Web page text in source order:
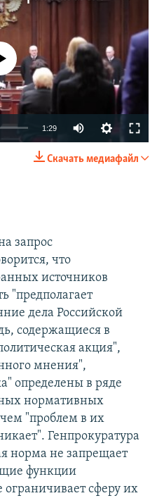
currently available
1:29
Скачать медиафайл
запрос
что
источников
"предполагает
дела Российской
содержащиеся в
акция",
мнения",
определены в ряде
нормативных
"проблем в их
Генпрокуратура
норма не запрещает
функции
ограничивает сферу их